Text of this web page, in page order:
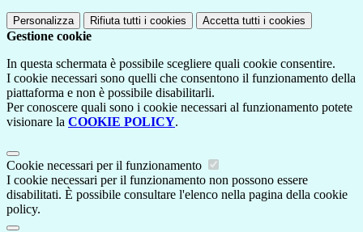
Personalizza Rifiuta tutti i cookies Accetta tutti i cookies
Gestione cookie
In questa schermata è possibile scegliere quali cookie consentire.
I cookie necessari sono quelli che consentono il funzionamento della
piattaforma e non è possibile disabilitarli.
Per conoscere quali sono i cookie necessari al funzionamento potete
visionare la COOKIE POLICY.
Cookie necessari per il funzionamento
I cookie necessari per il funzionamento non possono essere
disabilitati. È possibile consultare l'elenco nella pagina della cookie
policy.